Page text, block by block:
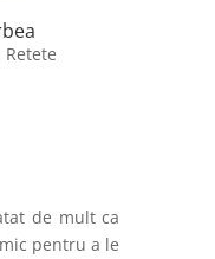
Retete
de mult ca
pentru a le